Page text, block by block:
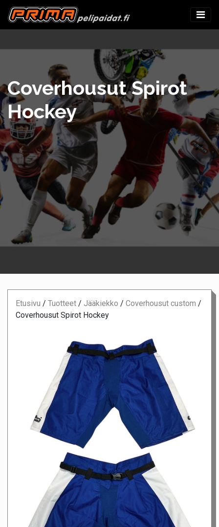
Coverhousut Spirot
Hockey
Etusivu / Tuotteet / Jääkiekko / Coverhousut custom /
Coverhousut Spirot Hockey